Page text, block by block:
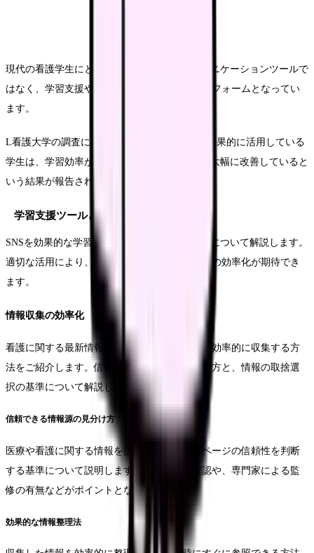
現代の看護学生にとって、SNSは単なるコミュニケーションツールで
はなく、学習支援や情報収集の重要なプラットフォームとなってい
ます。
L看護大学の調査によると、SNSを学習目的で効果的に活用している
学生は、学習効率が35%向上し、情報収集力も大幅に改善していると
いう結果が報告されています。
学習支援ツールとしてのSNS活用
SNSを効果的な学習ツールとして活用する方法について解説します。
適切な活用により、学習効率の向上と情報収集の効率化が期待でき
ます。
情報収集の効率化
看護に関する最新情報や、学習に役立つ情報を効率的に収集する方
法をご紹介します。信頼性の高い情報源の選び方と、情報の取捨選
択の基準について解説します。
信頼できる情報源の見分け方
医療や看護に関する情報を扱うアカウントやページの信頼性を判断
する基準について説明します。情報の出典確認や、専門家による監
修の有無などがポイントとなります。
効果的な情報整理法